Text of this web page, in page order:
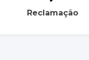
Reclamação